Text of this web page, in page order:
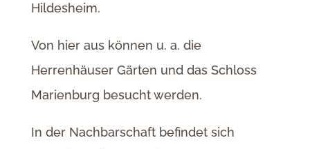
Hildesheim.
Von hier aus können u. a. die
Herrenhäuser Gärten und das Schloss
Marienburg besucht werden.
In der Nachbarschaft befindet sich